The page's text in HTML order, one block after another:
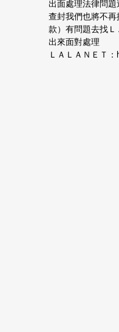
出面處理法律問
查封我們也將不
款）有問題去找
出來面對處理
ＬＡＬＡＮＥＴ